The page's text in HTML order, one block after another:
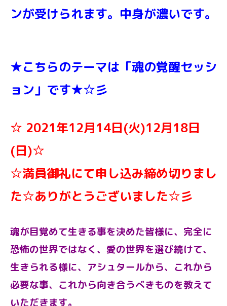
ンが受けられます。中身が濃いです。
★こちらのテーマは「魂の覚醒セッシ
ョン」です★☆彡
☆ 2021年12月14日(火)12月18日
(日)☆
☆満員御礼にて申し込み締め切りまし
た☆ありがとうございました☆彡
魂が目覚めて生きる事を決めた皆様に、完全に
恐怖の世界ではなく、愛の世界を選び続けて、
生きられる様に、アシュタールから、これから
必要な事、これから向き合うべきものを教えて
いただきます。